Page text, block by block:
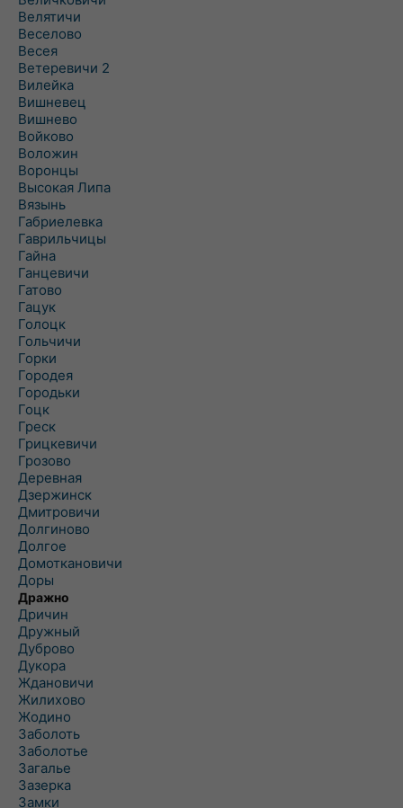
Велятичи
Веселово
Весея
Ветеревичи 2
Вилейка
Вишневец
Вишнево
Войково
Воложин
Воронцы
Высокая Липа
Вязынь
Габриелевка
Гаврильчицы
Гайна
Ганцевичи
Гатово
Гацук
Голоцк
Гольчичи
Горки
Городея
Городьки
Гоцк
Греск
Грицкевичи
Грозово
Деревная
Дзержинск
Дмитровичи
Долгиново
Долгое
Домоткановичи
Доры
Дражно
Дричин
Дружный
Дуброво
Дукора
Ждановичи
Жилихово
Жодино
Заболоть
Заболотье
Загалье
Зазерка
Замки